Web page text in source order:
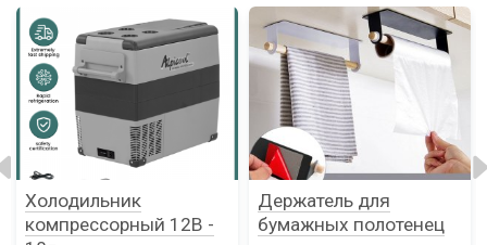
Холодильник
компрессорный 12В -
Держатель для
бумажных полотенец